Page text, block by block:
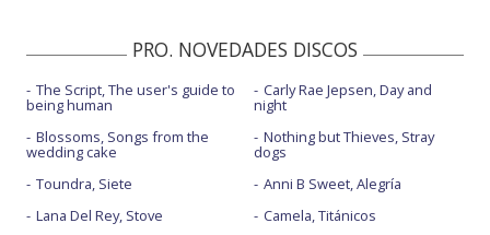
PRO. NOVEDADES DISCOS
The Script, The user's guide to
being human
Blossoms, Songs from the
wedding cake
Toundra, Siete
Lana Del Rey, Stove
Carly Rae Jepsen, Day and
night
Nothing but Thieves, Stray
dogs
Anni B Sweet, Alegría
Camela, Titánicos